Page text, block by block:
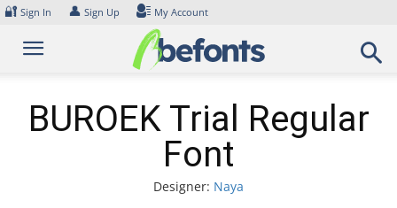
Skip
content
🔐 Sign In 👤 Sign Up My Account
BUROEK Trial Regular
Font
Designer: Naya